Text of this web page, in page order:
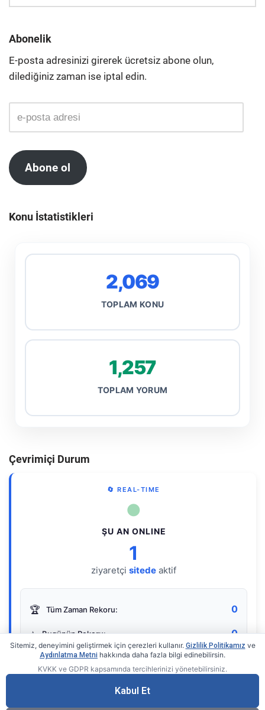
Abonelik
E-posta adresinizi girerek ücretsiz abone olun,
dilediğiniz zaman ise iptal edin.
Abone ol
Konu İstatistikleri
2,069
TOPLAM KONU
1,257
TOPLAM YORUM
Çevrimiçi Durum
🔄 REAL-TIME
●
ŞU AN ONLINE
1
ziyaretçi sitede aktif
🏆 Tüm Zaman Rekoru: 0
⭐ Bugünün Rekoru: 0
Gerçek zamanlı sayaç
Sitemiz, deneyimini geliştirmek için çerezleri kullanır. Gizlilik Politikamız ve
Aydınlatma Metni hakkında daha fazla bilgi edinebilirsin.
KVKK ve GDPR kapsamında tercihlerinizi yönetebilirsiniz.
Kabul Et